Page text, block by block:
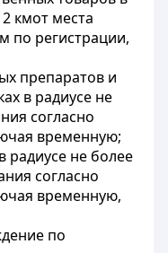
кмот места
по регистрации,
препаратов и
в радиусе не
согласно
временную;
радиусе не более
согласно
временную,
по